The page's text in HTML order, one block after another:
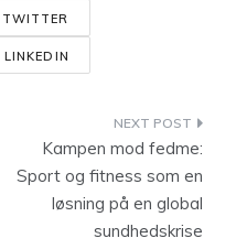
TWITTER
LINKEDIN
Kampen mod fedme:
Sport og fitness som en
løsning på en global
sundhedskrise